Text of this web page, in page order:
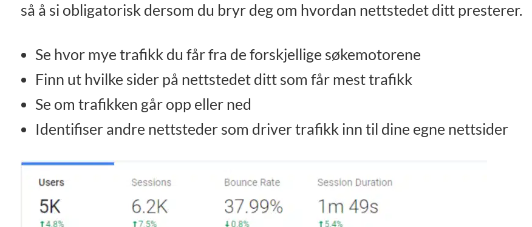
så å si obligatorisk dersom du bryr deg om hvordan nettstedet ditt presterer.
Se hvor mye trafikk du får fra de forskjellige søkemotorene
Finn ut hvilke sider på nettstedet ditt som får mest trafikk
Se om trafikken går opp eller ned
Identifiser andre nettsteder som driver trafikk inn til dine egne nettsider